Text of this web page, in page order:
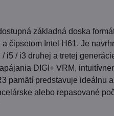
základná doska
čipsetom Intel H61. Je
i5 / i3 druhej a tretej
DIGI+ VRM,
pamätí predstavuje ideálnu
alebo repasované